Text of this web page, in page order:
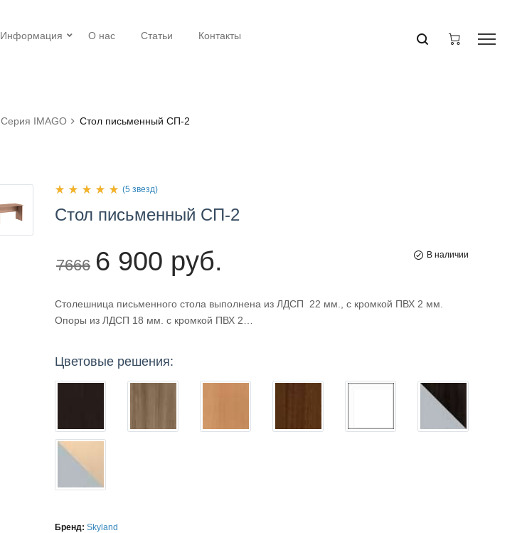
Информация О нас Статьи Контакты
Серия IMAGO Стол письменный СП-2
(5 звезд)
Стол письменный СП-2
7666 6 900 руб. В наличии
Столешница письменного стола выполнена из ЛДСП 22 мм., с кромкой ПВХ 2 мм.
Опоры из ЛДСП 18 мм. с кромкой ПВХ 2…
Цветовые решения:
Бренд: Skyland